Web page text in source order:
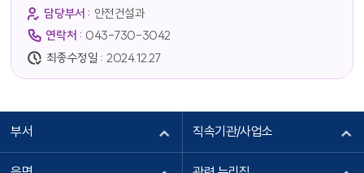
담당부서 : 안전건설과
연락처 : 043-730-3042
최종수정일 : 2024.12.27
부서 직속기관/사업소